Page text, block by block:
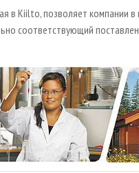
в Kiilto, позволяет компании
соответствующий